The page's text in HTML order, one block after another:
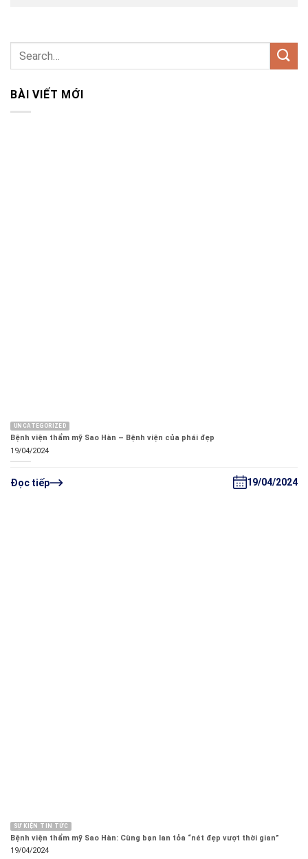
BÀI VIẾT MỚI
UNCATEGORIZED
Bệnh viện thẩm mỹ Sao Hàn – Bệnh viện của phái đẹp
19/04/2024
Đọc tiếp 19/04/2024
SỰ KIỆN TIN TỨC
Bệnh viện thẩm mỹ Sao Hàn: Cùng bạn lan tỏa “nét đẹp vượt thời gian”
19/04/2024